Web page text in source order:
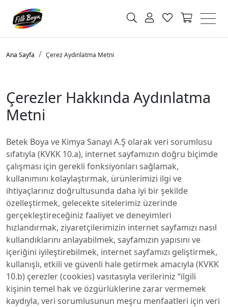
Ana Sayfa Çerez Aydınlatma Metni
Çerezler Hakkında Aydınlatma
Metni
Betek Boya ve Kimya Sanayi A.Ş olarak veri sorumlusu
sıfatıyla (KVKK 10.a), internet sayfamızın doğru biçimde
çalışması için gerekli fonksiyonları sağlamak,
kullanımını kolaylaştırmak, ürünlerimizi ilgi ve
ihtiyaçlarınız doğrultusunda daha iyi bir şekilde
özelleştirmek, gelecekte sitelerimiz üzerinde
gerçekleştireceğiniz faaliyet ve deneyimleri
hızlandırmak, ziyaretçilerimizin internet sayfamızı nasıl
kullandıklarını anlayabilmek, sayfamızın yapısını ve
içeriğini iyileştirebilmek, internet sayfamızı geliştirmek,
kullanışlı, etkili ve güvenli hale getirmek amacıyla (KVKK
10.b) çerezler (cookies) vasıtasıyla verileriniz “ilgili
kişinin temel hak ve özgürlüklerine zarar vermemek
kaydıyla, veri sorumlusunun meşru menfaatleri için veri